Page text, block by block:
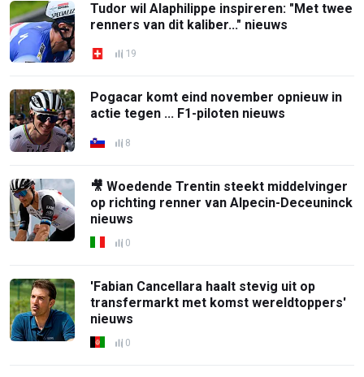
Tudor wil Alaphilippe inspireren: "Met twee
renners van dit kaliber..." nieuws
19
Pogacar komt eind november opnieuw in
actie tegen ... F1-piloten nieuws
8
🎥 Woedende Trentin steekt middelvinger
op richting renner van Alpecin-Deceuninck
nieuws
0
'Fabian Cancellara haalt stevig uit op
transfermarkt met komst wereldtoppers'
nieuws
0